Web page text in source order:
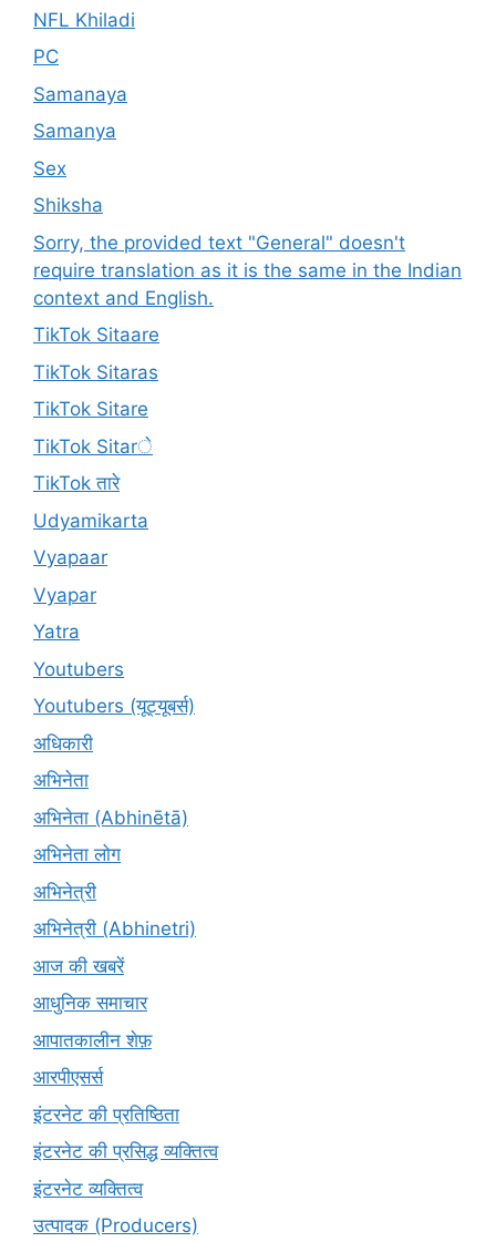
NFL Khiladi
PC
Samanaya
Samanya
Sex
Shiksha
Sorry, the provided text "General" doesn't
require translation as it is the same in the Indian
context and English.
TikTok Sitaare
TikTok Sitaras
TikTok Sitare
TikTok Sitarे
TikTok तारे
Udyamikarta
Vyapaar
Vyapar
Yatra
Youtubers
Youtubers (यूट्यूबर्स)
अधिकारी
अभिनेता
अभिनेता (Abhinētā)
अभिनेता लोग
अभिनेत्री
अभिनेत्री (Abhinetri)
आज की खबरें
आधुनिक समाचार
आपातकालीन शेफ़
आरपीएसर्स
इंटरनेट की प्रतिष्ठिता
इंटरनेट की प्रसिद्ध व्यक्तित्व
इंटरनेट व्यक्तित्व
उत्पादक (Producers)